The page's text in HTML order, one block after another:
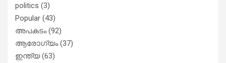
politics (3)
Popular (43)
അപകടം(92)
ആരോഗ്യം(37)
ഇന്ത്യ(63)